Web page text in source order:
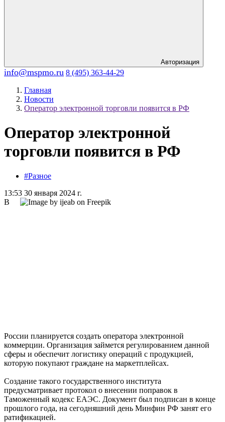
Авторизация
info@mspmo.ru 8 (495) 363-44-29
Главная
Новости
Оператор электронной торговли появится в РФ
Оператор электронной
торговли появится в РФ
#Разное
13:53 30 января 2024 г.
В
России планируется создать оператора электронной
коммерции. Организация займется регулированием данной
сферы и обеспечит логистику операций с продукцией,
которую покупают граждане на маркетплейсах.
Создание такого государственного института
предусматривает протокол о внесении поправок в
Таможенный кодекс ЕАЭС. Документ был подписан в конце
прошлого года, на сегодняшний день Минфин РФ занят его
ратификацией.